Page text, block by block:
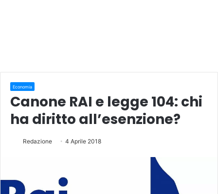
Economia
Canone RAI e legge 104: chi
ha diritto all’esenzione?
Redazione 4 Aprile 2018